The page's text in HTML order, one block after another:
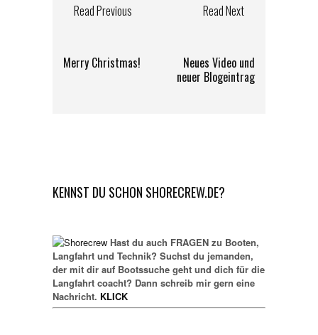
Read Previous
Merry Christmas!
Read Next
Neues Video und
neuer Blogeintrag
KENNST DU SCHON SHORECREW.DE?
Hast du auch FRAGEN zu Booten,
Langfahrt und Technik? Suchst du jemanden,
der mit dir auf Bootssuche geht und dich für die
Langfahrt coacht? Dann schreib mir gern eine
Nachricht. KLICK